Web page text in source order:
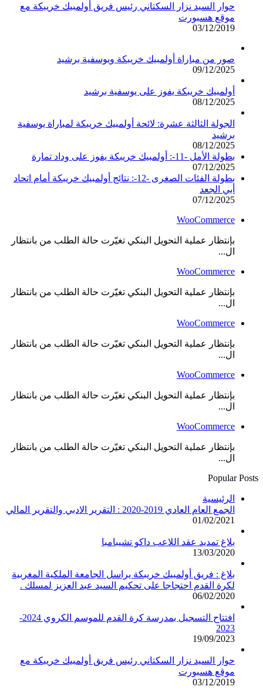
حوار السيد نزار السكتاني رئيس فريق أولمبيك خريبكة مع
موقع هسبورت
03/12/2019
صور من مباراة أولمبيك خريبكة ويوسفية برشيد
09/12/2025
أولمبيك خريبكة يفوز على يوسفية برشيد
08/12/2025
الجولة الثالثة عشرة: لائحة أولمبيك خريبكة لمباراة يوسفية
برشيد
08/12/2025
بطولة الأمل -11-: أولمبيك خريبكة يفوز على وداد تمارة
07/12/2025
بطولة الفئات الصغرى -12-: نتائج أولمبيك خريبكة أمام اتحاد
أبي الجعد
07/12/2025
WooCommerce
بإنتظار عملية التحويل البنكي تغيّرت حالة الطلب من بانتظار
ال...
WooCommerce
بإنتظار عملية التحويل البنكي تغيّرت حالة الطلب من بانتظار
ال...
WooCommerce
بإنتظار عملية التحويل البنكي تغيّرت حالة الطلب من بانتظار
ال...
WooCommerce
بإنتظار عملية التحويل البنكي تغيّرت حالة الطلب من بانتظار
ال...
WooCommerce
بإنتظار عملية التحويل البنكي تغيّرت حالة الطلب من بانتظار
ال...
Popular Posts
الرئيسية
الجمع العام العادي 2019-2020 : التقرير الادبي والتقرير المالي
01/02/2021
بلاغ تمديد عقد اللاعب داكو تشيبامبا
13/03/2020
بلاغ : فريق أولمبيك خريبكة يراسل الجامعة الملكية المغربية
لكرة القدم احتجاجا على تحكيم السيد عبد العزيز لمسلك .
06/02/2020
افتتاح التسجيل بمدرسة كرة القدم للموسم الكروي 2024-
2023
19/09/2023
حوار السيد نزار السكتاني رئيس فريق أولمبيك خريبكة مع
موقع هسبورت
03/12/2019